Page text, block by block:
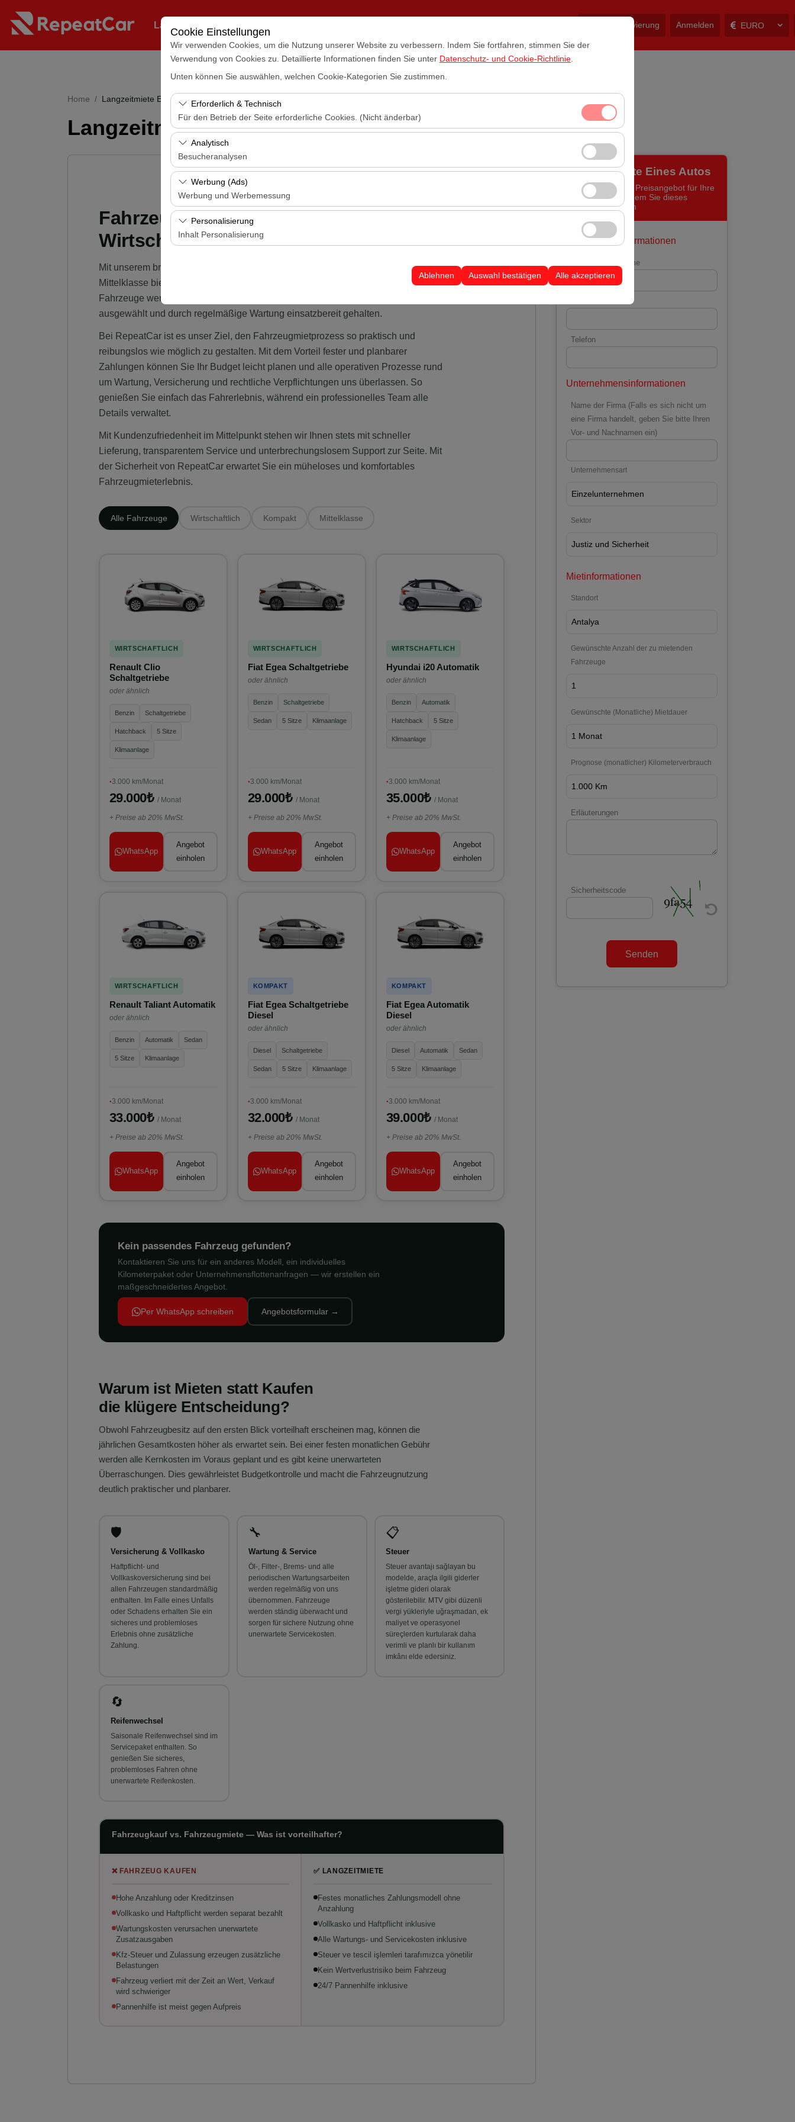
Cookie Einstellungen
Wir verwenden Cookies, um die Nutzung unserer Website zu verbessern. Indem Sie fortfahren, stimmen Sie der
Verwendung von Cookies zu. Detaillierte Informationen finden Sie unter Datenschutz- und Cookie-Richtlinie
Unten können Sie auswählen, welchen Cookie-Kategorien Sie zustimmen.
Erforderlich & Technisch
Für den Betrieb der Seite erforderliche Cookies. (Nicht änderbar)
Diese Cookies sind für das ordnungsgemäße Funktionieren der Website, die Sicherheit, die Sitzungsverwaltung
und grundlegende Funktionen erforderlich. Sie können nicht deaktiviert werden.
Analytisch
Besucheranalysen
Diese Cookies ermöglichen es uns, zu analysieren, wie unsere Website genutzt wird (Besucherzahl, meistbesuchte
Seiten, Nutzerverhalten). Diese Daten werden verwendet, um die Leistung der Website zu messen und die
Benutzererfahrung kontinuierlich zu verbessern.
Werbung (Ads)
Werbung und Werbemessung
Diese Cookies ermöglichen es uns, Ihnen auf Ihre Interessen abgestimmte personalisierte Werbung anzuzeigen
und die Wirksamkeit unserer Werbekampagnen zu messen (Impressionen, Klickrate).
Personalisierung
Inhalt Personalisierung
sicherzustellen, indem Ihre Benutzeroberflächeneinstellungen, Sprachpräferenzen und andere Konfigurationen
Ablehnen Auswahl bestätigen Alle akzeptieren
Meine Reservierung Anmelden EURO
Langfristige Flottenvermietung
Home Langzeitmiete Eines Autos
Langzeitmiete Eines Autos
Fahrzeugmiete nach Ihrem Bedarf –
Wirtschaftlich, Zuverlässig und Komfortabel
Mit unserem breiten und aktuellen Fuhrpark von der Wirtschaftsklasse bis zur
Mittelklasse bieten wir Lösungen für verschiedene Bedürfnisse. Alle unsere
Fahrzeuge werden nach Komfort-, Sicherheits- und Leistungskriterien sorgfältig
ausgewählt und durch regelmäßige Wartung einsatzbereit gehalten.
Bei RepeatCar ist es unser Ziel, den Fahrzeugmietprozess so praktisch und
reibungslos wie möglich zu gestalten. Mit dem Vorteil fester und planbarer
Zahlungen können Sie Ihr Budget leicht planen und alle operativen Prozesse rund
um Wartung, Versicherung und rechtliche Verpflichtungen uns überlassen. So
genießen Sie einfach das Fahrerlebnis, während ein professionelles Team alle
Details verwaltet.
Mit Kundenzufriedenheit im Mittelpunkt stehen wir Ihnen stets mit schneller
Lieferung, transparentem Service und unterbrechungslosem Support zur Seite. Mit
der Sicherheit von RepeatCar erwartet Sie ein müheloses und komfortables
Fahrzeugmieterlebnis.
Alle Fahrzeuge Wirtschaftlich Kompakt Mittelklasse
WIRTSCHAFTLICH
Renault Clio
Schaltgetriebe
oder ähnlich
Benzin Schaltgetriebe
Hatchback 5 Sitze
Klimaanlage
3.000 km/Monat
29.000₺ / Monat
+ Preise ab 20% MwSt.
WhatsApp
Angebot
einholen
WIRTSCHAFTLICH
Fiat Egea Schaltgetriebe
oder ähnlich
Benzin Schaltgetriebe
Sedan 5 Sitze Klimaanlage
3.000 km/Monat
29.000₺/ Monat
+ Preise ab 20% MwSt.
WhatsApp
Angebot
einholen
WIRTSCHAFTLICH
Hyundai i20 Automatik
oder ähnlich
Benzin Automatik
Hatchback 5 Sitze
Klimaanlage
3.000 km/Monat
35.000₺/ Monat
+ Preise ab 20% MwSt.
WhatsApp
Angebot
einholen
WIRTSCHAFTLICH
Renault Taliant Automatik
oder ähnlich
Benzin Automatik Sedan
5 Sitze Klimaanlage
3.000 km/Monat
33.000₺ / Monat
+ Preise ab 20% MwSt.
WhatsApp
Angebot
einholen
KOMPAKT
Fiat Egea Schaltgetriebe
Diesel
oder ähnlich
Diesel Schaltgetriebe
Sedan 5 Sitze Klimaanlage
3.000 km/Monat
32.000₺/ Monat
+ Preise ab 20% MwSt.
WhatsApp
Angebot
einholen
KOMPAKT
Fiat Egea Automatik
Diesel
oder ähnlich
Diesel Automatik Sedan
5 Sitze Klimaanlage
3.000 km/Monat
39.000₺/ Monat
+ Preise ab 20% MwSt.
WhatsApp
Angebot
einholen
Kein passendes Fahrzeug gefunden?
Kontaktieren Sie uns für ein anderes Modell, ein individuelles
Kilometerpaket oder Unternehmensflottenanfragen — wir erstellen ein
maßgeschneidertes Angebot.
Per WhatsApp schreiben Angebotsformular →
Warum ist Mieten statt Kaufen
die klügere Entscheidung?
Obwohl Fahrzeugbesitz auf den ersten Blick vorteilhaft erscheinen mag, können die
jährlichen Gesamtkosten höher als erwartet sein. Bei einer festen monatlichen Gebühr
werden alle Kernkosten im Voraus geplant und es gibt keine unerwarteten
Überraschungen. Dies gewährleistet Budgetkontrolle und macht die Fahrzeugnutzung
deutlich praktischer und planbarer.
🛡️
Versicherung & Vollkasko
Haftpflicht- und
Vollkaskoversicherung sind bei
allen Fahrzeugen standardmäßig
enthalten. Im Falle eines Unfalls
oder Schadens erhalten Sie ein
sicheres und problemloses
Erlebnis ohne zusätzliche
Zahlung.
🔧
Wartung & Service
Öl-, Filter-, Brems- und alle
periodischen Wartungsarbeiten
werden regelmäßig von uns
übernommen. Fahrzeuge
werden ständig überwacht und
sorgen für sichere Nutzung ohne
unerwartete Servicekosten.
📋
Steuer
Steuer avantajı sağlayan bu
modelde, araçla ilgili giderler
işletme gideri olarak
gösterilebilir. MTV gibi düzenli
vergi yükleriyle uğraşmadan, ek
maliyet ve operasyonel
süreçlerden kurtularak daha
verimli ve planlı bir kullanım
imkânı elde edersiniz.
🔄
Reifenwechsel
Saisonale Reifenwechsel sind im
Servicepaket enthalten. So
genießen Sie sicheres,
problemloses Fahren ohne
unerwartete Reifenkosten.
Fahrzeugkauf vs. Fahrzeugmiete — Was ist vorteilhafter?
❌ FAHRZEUG KAUFEN
Hohe Anzahlung oder Kreditzinsen
Vollkasko und Haftpflicht werden separat bezahlt
Wartungskosten verursachen unerwartete
Zusatzausgaben
Kfz-Steuer und Zulassung erzeugen zusätzliche
Belastungen
Fahrzeug verliert mit der Zeit an Wert, Verkauf
wird schwieriger
Pannenhilfe ist meist gegen Aufpreis
✅ LANGZEITMIETE
Festes monatliches Zahlungsmodell ohne
Anzahlung
Vollkasko und Haftpflicht inklusive
Alle Wartungs- und Servicekosten inklusive
Steuer ve tescil işlemleri tarafımızca yönetilir
Kein Wertverlustrisiko beim Fahrzeug
24/7 Pannenhilfe inklusive
Langzeitmiete Eines Autos
Holen Sie sich ein Preisangebot für Ihre
Langzeitmiete, indem Sie dieses
Formular ausfüllen
Persönliche Informationen
Vorname Nachname
Telefon
Unternehmensinformationen
Name der Firma (Falls es sich nicht um
eine Firma handelt, geben Sie bitte Ihren
Vor- und Nachnamen ein)
Unternehmensart
Sektor
Mietinformationen
Standort
Gewünschte Anzahl der zu mietenden
Fahrzeuge
Gewünschte (Monatliche) Mietdauer
Prognose (monatlicher) Kilometerverbrauch
Erläuterungen
Sicherheitscode
Senden